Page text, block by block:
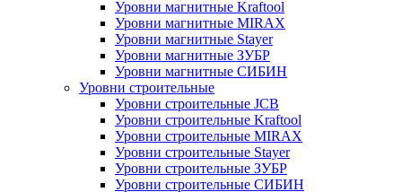
Уровни магнитные Kraftool
Уровни магнитные MIRAX
Уровни магнитные Stayer
Уровни магнитные ЗУБР
Уровни магнитные СИБИН
Уровни строительные
Уровни строительные JCB
Уровни строительные Kraftool
Уровни строительные MIRAX
Уровни строительные Stayer
Уровни строительные ЗУБР
Уровни строительные СИБИН